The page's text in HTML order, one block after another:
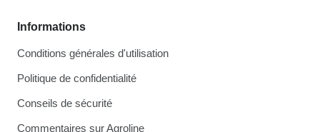
Informations
Conditions générales d'utilisation
Politique de confidentialité
Conseils de sécurité
Commentaires sur Agroline